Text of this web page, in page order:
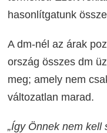
hasonlítgatunk
A dm-nél az árak
ország összes dm
meg; amely nem
változatlan marad.
„Így Önnek nem